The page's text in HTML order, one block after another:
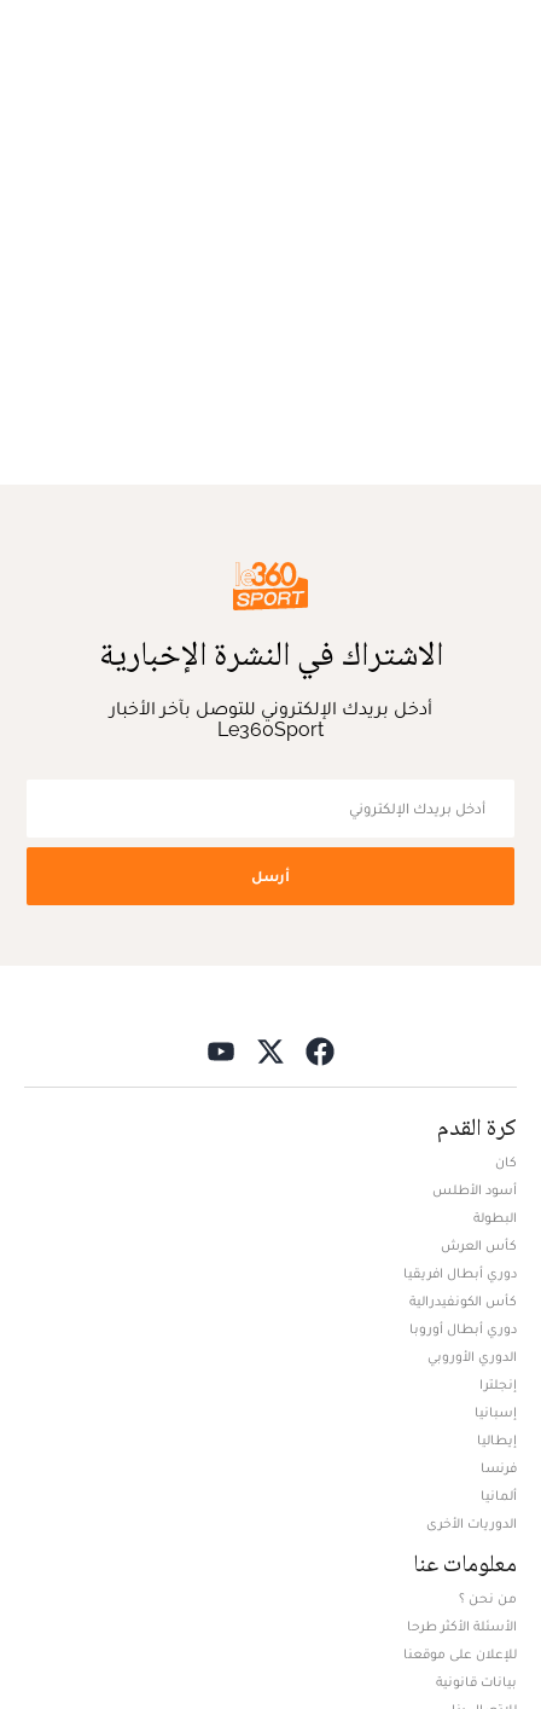
الاشتراك في النشرة الإخبارية
أدخل بريدك الإلكتروني للتوصل بآخر الأخبار
Le360Sport
أرسل
كرة القدم
كان
أسود الأطلس
البطولة
كأس العرش
دوري أبطال افريقيا
كأس الكونفيدرالية
دوري أبطال أوروبا
الدوري الأوروبي
إنجلترا
إسبانيا
إيطاليا
فرنسا
ألمانيا
الدوريات الأخرى
معلومات عنا
من نحن ؟
الأسئلة الأكثر طرحا
للإعلان على موقعنا
بيانات قانونية